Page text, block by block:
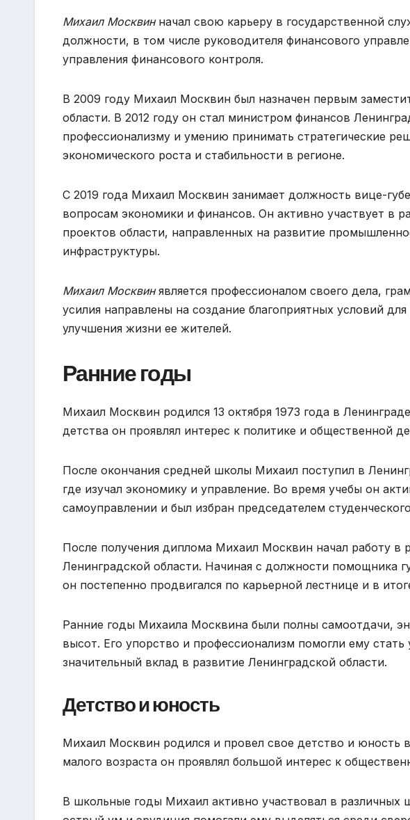
Михаил Москвинначал свою карьеру в государственной
должности, в том числе руководителя финансового
управления финансового контроля.
В 2009 году Михаил Москвин был назначен первым
области. В 2012 году он стал министром финансов
профессионализму и умению принимать стратегические
экономического роста и стабильности в регионе.
С 2019 года Михаил Москвин занимает должность вице-
вопросам экономики и финансов. Он активно участвует в
проектов области, направленных на развитие
инфраструктуры.
Михаил Москвинявляется профессионалом своего дела,
усилия направлены на создание благоприятных условий
улучшения жизни ее жителей.
Ранние годы
Михаил Москвин родился 13 октября 1973 года в
детства он проявлял интерес к политике и общественной
После окончания средней школы Михаил поступил в
где изучал экономику и управление. Во время учебы он
самоуправлении и был избран председателем
После получения диплома Михаил Москвин начал работу в
Ленинградской области. Начиная с должности помощника
он постепенно продвигался по карьерной лестнице и в
Ранние годы Михаила Москвина были полны самоотдачи,
высот. Его упорство и профессионализм помогли ему
значительный вклад в развитие Ленинградской области.
Детство и юность
Михаил Москвин родился и провел свое детство и юность
малого возраста он проявлял большой интерес к
В школьные годы Михаил активно участвовал в различных